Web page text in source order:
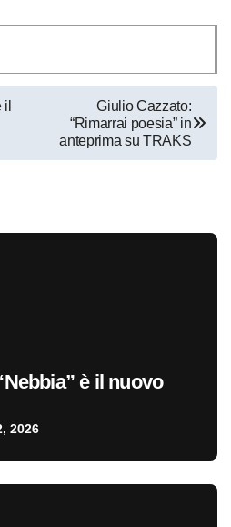
Giulio Cazzato:
“Rimarrai poesia” in
anteprima su TRAKS
è il nuovo
2026